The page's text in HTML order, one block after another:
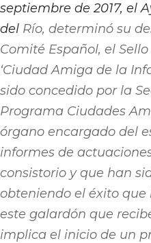
septiembre de 2017, el
del Río, determinó su
Comité Español, el
‘Ciudad Amiga de la
sido concedido por la
Programa Ciudades
órgano encargado del
informes de
consistorio y que han
obteniendo el éxito
este galardón que
implica el inicio de un